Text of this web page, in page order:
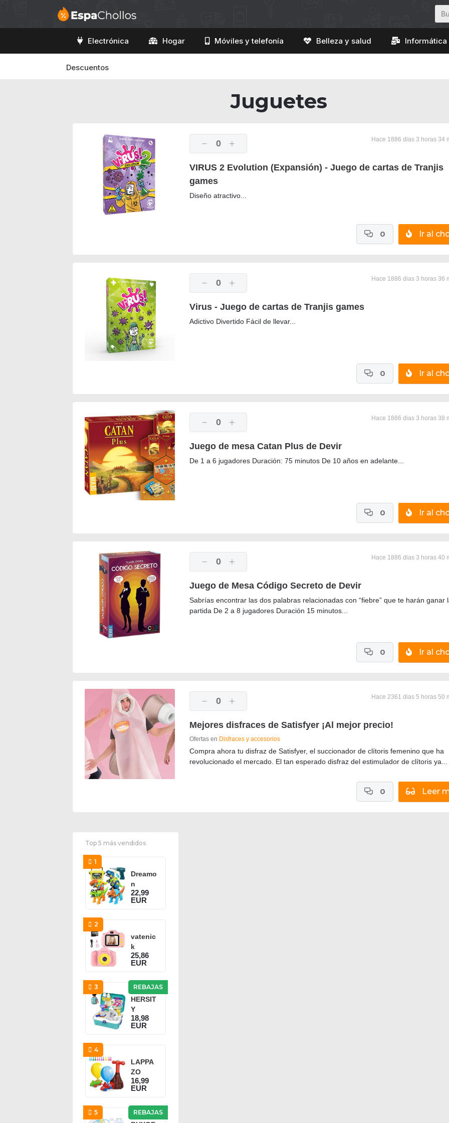
Electrónica Hogar Móviles y telefonía Belleza y salud
Descuentos
Juguetes
0 Hace 1886 dias 3 horas 34
VIRUS 2 Evolution (Expansión) - Juego de cartas de Tranjis
games
Diseño atractivo...
Ir al
0
0 Hace 1886 dias 3 horas 36
Virus - Juego de cartas de Tranjis games
Adictivo Divertido Fácil de llevar...
Ir al
0
0 Hace 1886 dias 3 horas 38
Juego de mesa Catan Plus de Devir
De 1 a 6 jugadores Duración: 75 minutos De 10 años en adelante...
Ir al
0
0 Hace 1886 dias 3 horas 40
Juego de Mesa Código Secreto de Devir
Sabrías encontrar las dos palabras relacionadas con “fiebre” que te harán ganar
partida De 2 a 8 jugadores Duración 15 minutos...
Ir al
0
0 Hace 2361 dias 5 horas 50
Mejores disfraces de Satisfyer ¡Al mejor precio!
Ofertas en Disfraces y accesorios
Compra ahora tu disfraz de Satisfyer, el succionador de clítoris femenino que ha
revolucionado el mercado. El tan esperado disfraz del estimulador de clítoris ya...
Leer
0
Top 5 más vendidos
1
Dreamo
n
Dinosa
urios
Niños
con
Caja...
22,99
EUR
2
vatenic
k
Cámara
para
Juguet
e para
Niños...
25,86
EUR
REBAJAS
3
HERSIT
Y
Maletín
Veterin
de
Juguet
es...
18,98
EUR
4
LAPPA
ZO
Juguet
e
de
16,99
EUR
REBAJAS
5